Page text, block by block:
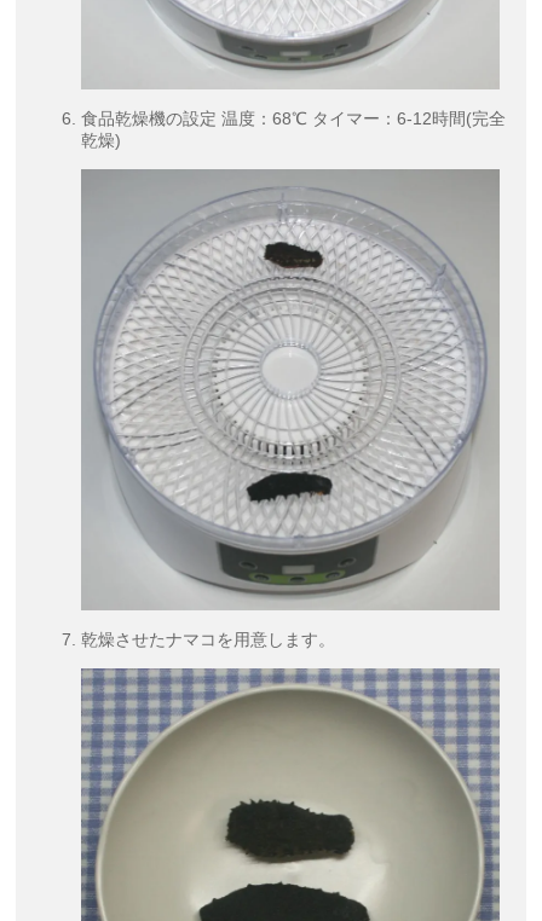
食品乾燥機の設定 温度：68℃ タイマー：6-12時間(完全
乾燥)
乾燥させたナマコを用意します。